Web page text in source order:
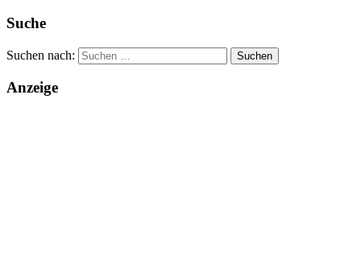
Suche
Suchen nach:
Anzeige